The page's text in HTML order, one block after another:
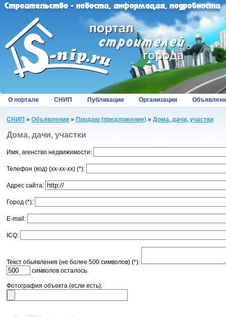
О портале СНИП Публикации Организации
СНИП » Объявления » Продаю (предложение) » Дома, дачи, участки
Дома, дачи, участки
Имя, агенство недвижимости:
Телефон (код) (хх-хх-хх) (*):
Адрес сайта:
Город (*):
E-mail:
ICQ:
Текст обьявления (не более 500 символов) (*):
символов осталось.
Фотография объекта (если есть):